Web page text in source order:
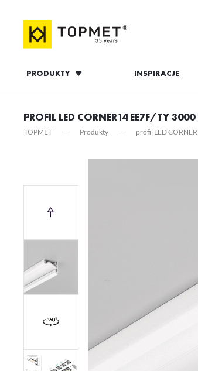
PRODUKTY INSPIRACJE
PROFIL LED CORNER14 EE7F/TY
TOPMET Produkty profil LED